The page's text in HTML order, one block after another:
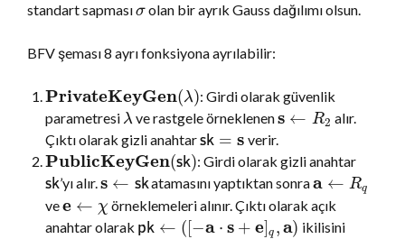
standart sapmasıσolan bir ayrık Gauss dağılımı olsun.
BFV şeması 8 ayrı fonksiyona ayrılabilir:
PrivateKeyGen(λ): Girdi olarak güvenlik
parametresi λve rastgele örneklenens ← R2 alır.
Çıktı olarak gizli anahtarsk = s verir.
PublicKeyGen(sk): Girdi olarak gizli anahtar
sk’yı alır.s ← skatamasını yaptıktan sonraa ← Rq
vee ← χ örneklemeleri alınır. Çıktı olarak açık
anahtar olarak pk ← ([−a ⋅ s + e]q ,a) ikilisini